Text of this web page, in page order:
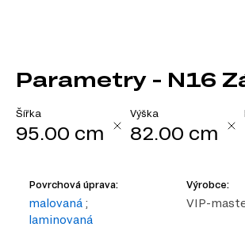
Parametry - N16
Šířka
95.00 cm
Výška
82.00 cm
Povrchová úprava:
malovaná ;
laminovaná
Výrobce:
VIP-